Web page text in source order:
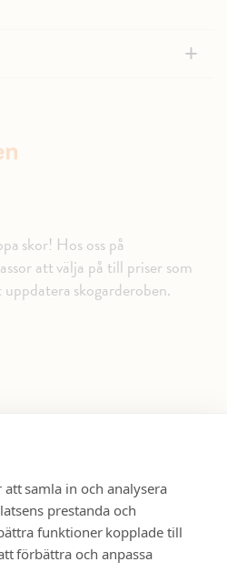
samla in och analysera
prestanda och
funktioner kopplade till
förbättra och anpassa
+
skor! Hos oss på
att välja på till priser som
skogarderoben.